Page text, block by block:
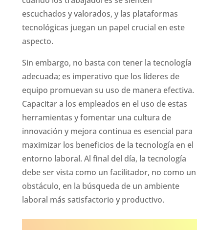
escuchados y valorados, y las plataformas
tecnológicas juegan un papel crucial en este
aspecto.
Sin embargo, no basta con tener la tecnología
adecuada; es imperativo que los líderes de
equipo promuevan su uso de manera efectiva.
Capacitar a los empleados en el uso de estas
herramientas y fomentar una cultura de
innovación y mejora continua es esencial para
maximizar los beneficios de la tecnología en el
entorno laboral. Al final del día, la tecnología
debe ser vista como un facilitador, no como un
obstáculo, en la búsqueda de un ambiente
laboral más satisfactorio y productivo.